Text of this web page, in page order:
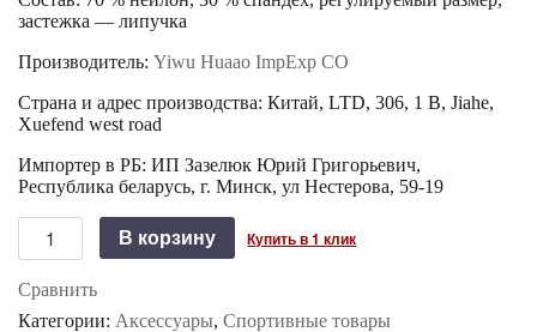
застежка — липучка
Производитель: Yiwu Huaao ImpExp CO
Страна и адрес производства: Китай, LTD, 306, 1 B, Jiahe,
Xuefend west road
Импортер в РБ: ИП Зазелюк Юрий Григорьевич,
Республика беларусь, г. Минск, ул Нестерова, 59-19
Суппорт
(
1шт.
В корзину Купить в 1 клик
Сравнить
Категории: Аксессуары, Спортивные товары